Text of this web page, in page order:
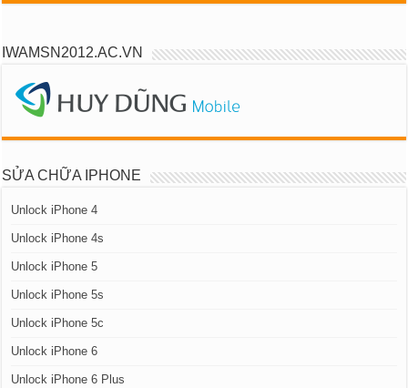
IWAMSN2012.AC.VN
SỬA CHỮA IPHONE
Unlock iPhone 4
Unlock iPhone 4s
Unlock iPhone 5
Unlock iPhone 5s
Unlock iPhone 5c
Unlock iPhone 6
Unlock iPhone 6 Plus